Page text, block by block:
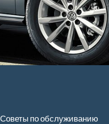
Советы по обслуживанию